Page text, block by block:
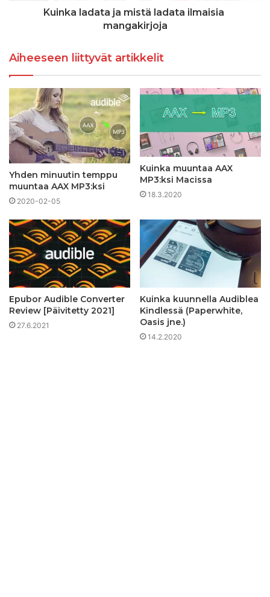
Kuinka ladata ja mistä ladata ilmaisia ​​
mangakirjoja
Aiheeseen liittyvät artikkelit
Yhden minuutin temppu
muuntaa AAX MP3:ksi
2020-02-05
Kuinka muuntaa AAX
MP3:ksi Macissa
18.3.2020
Epubor Audible Converter
Review [Päivitetty 2021]
27.6.2021
Kuinka kuunnella Audiblea
Kindlessä (Paperwhite,
Oasis jne.)
14.2.2020